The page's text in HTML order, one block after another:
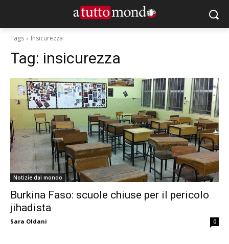
Tags Insicurezza
Tag: insicurezza
Notizie dal mondo
Burkina Faso: scuole chiuse per il pericolo
jihadista
Sara Oldani 0